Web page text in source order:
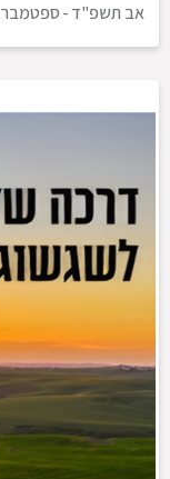
אב תשפ"ד-ספטמבר 2024